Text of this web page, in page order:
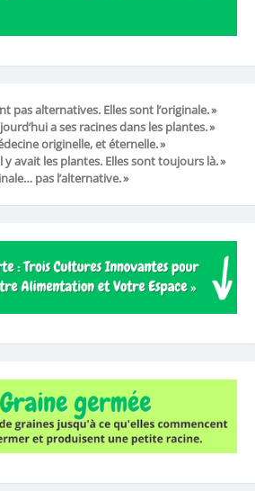
pas alternatives. Elles sont l’originale. »
a ses racines dans les plantes. »
originelle, et éternelle. »
y avait les plantes. Elles sont toujours là. »
pas l’alternative. »